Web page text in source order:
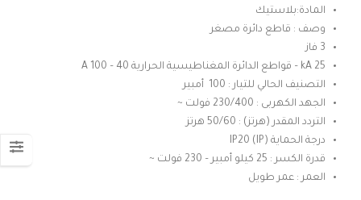
المادة:بلاستيك
وصف : قاطع دائرة مصغر
3 فاز
25 kA – قواطع الدائرة المغناطيسية الحرارية 40 – 100 A
التصنيف الحالي للتيار : 100 أمبير
الجهد الكهربى : 230/400 فولت ~
التردد المقدر (هرتز) : 50/60 هرتز
درجة الحماية (IP) IP20
قدرة الكسر : 25 كيلو أمبير – 230 فولت ~
العمر : عمر طويل